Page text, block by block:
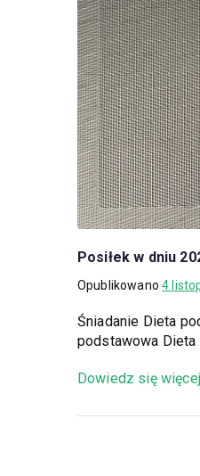
Posiłek w dniu
Opublikowano4
Śniadanie Dieta
podstawowa Dieta
Dowiedz się więcej